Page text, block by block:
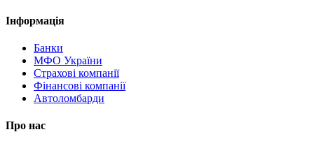
Інформація
Банки
МФО України
Страхові компанії
Фінансові компанії
Автоломбарди
Про нас